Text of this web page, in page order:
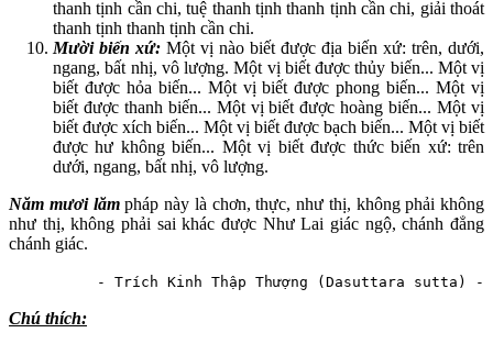
thanh tịnh cần chi, tuệ thanh tịnh thanh tịnh cần chi, giải thoát
thanh tịnh thanh tịnh cần chi.
Mười biến xứ: Một vị nào biết được địa biến xứ: trên, dưới,
ngang, bất nhị, vô lượng. Một vị biết được thủy biến... Một vị
biết được hỏa biến... Một vị biết được phong biến... Một vị
biết được thanh biến... Một vị biết được hoàng biến... Một vị
biết được xích biến... Một vị biết được bạch biến... Một vị biết
được hư không biến... Một vị biết được thức biến xứ: trên
dưới, ngang, bất nhị, vô lượng.
Năm mươi lămpháp này là chơn, thực, như thị, không phải không
như thị, không phải sai khác được Như Lai giác ngộ, chánh đẳng
chánh giác.
- Trích Kinh Thập Thượng (Dasuttara sutta) -
Chú thích: